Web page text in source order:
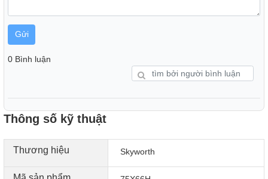
Gửi
0 Bình luận
Thông số kỹ thuật
Thương hiệu Skyworth